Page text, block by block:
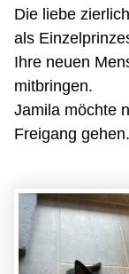
Die liebe
als
Ihre neuen
mitbringen.
Jamila möchte
Freigang gehen.